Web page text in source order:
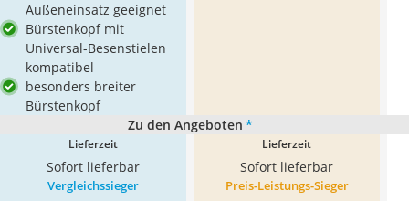
Außeneinsatz geeignet
Bürstenkopf mit
Universal-Besenstielen
kompatibel
besonders breiter
Bürstenkopf
Zu den Angeboten *
Lieferzeit
Sofort lieferbar
Lieferzeit
Sofort lieferbar
Vergleichssieger Preis-Leistungs-Sieger